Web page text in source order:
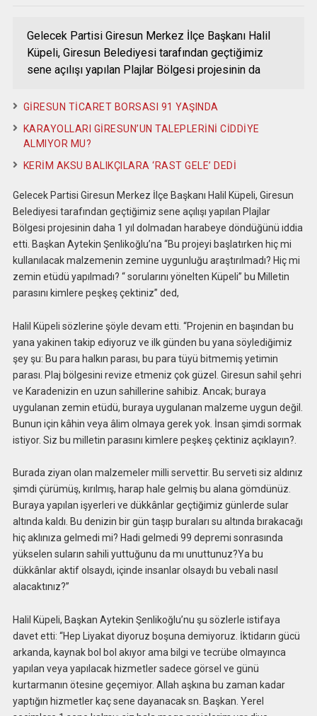
Gelecek Partisi Giresun Merkez İlçe Başkanı Halil
Küpeli, Giresun Belediyesi tarafından geçtiğimiz
sene açılışı yapılan Plajlar Bölgesi projesinin da
GİRESUN TİCARET BORSASI 91 YAŞINDA
KARAYOLLARI GİRESUN’UN TALEPLERİNİ CİDDİYE
ALMIYOR MU?
KERİM AKSU BALIKÇILARA ‘RAST GELE’ DEDİ
Gelecek Partisi Giresun Merkez İlçe Başkanı Halil Küpeli, Giresun
Belediyesi tarafından geçtiğimiz sene açılışı yapılan Plajlar
Bölgesi projesinin daha 1 yıl dolmadan harabeye döndüğünü iddia
etti. Başkan Aytekin Şenlikoğlu’na “Bu projeyi başlatırken hiç mi
kullanılacak malzemenin zemine uygunluğu araştırılmadı? Hiç mi
zemin etüdü yapılmadı? “ sorularını yönelten Küpeli” bu Milletin
parasını kimlere peşkeş çektiniz” ded,
Halil Küpeli sözlerine şöyle devam etti. “Projenin en başından bu
yana yakinen takip ediyoruz ve ilk günden bu yana söylediğimiz
şey şu: Bu para halkın parası, bu para tüyü bitmemiş yetimin
parası. Plaj bölgesini revize etmeniz çok güzel. Giresun sahil şehri
ve Karadenizin en uzun sahillerine sahibiz. Ancak; buraya
uygulanan zemin etüdü, buraya uygulanan malzeme uygun değil.
Bunun için kâhin veya âlim olmaya gerek yok. İnsan şimdi sormak
istiyor. Siz bu milletin parasını kimlere peşkeş çektiniz açıklayın?.
Burada ziyan olan malzemeler milli servettir. Bu serveti siz aldınız
şimdi çürümüş, kırılmış, harap hale gelmiş bu alana gömdünüz.
Buraya yapılan işyerleri ve dükkânlar geçtiğimiz günlerde sular
altında kaldı. Bu denizin bir gün taşıp buraları su altında bırakacağı
hiç aklınıza gelmedi mi? Hadi gelmedi 99 depremi sonrasında
yükselen suların sahili yuttuğunu da mı unuttunuz?Ya bu
dükkânlar aktif olsaydı, içinde insanlar olsaydı bu vebali nasıl
alacaktınız?”
Halil Küpeli, Başkan Aytekin Şenlikoğlu’nu şu sözlerle istifaya
davet etti: “Hep Liyakat diyoruz boşuna demiyoruz. İktidarın gücü
arkanda, kaynak bol bol akıyor ama bilgi ve tecrübe olmayınca
yapılan veya yapılacak hizmetler sadece görsel ve günü
kurtarmanın ötesine geçemiyor. Allah aşkına bu zaman kadar
yaptığın hizmetler kaç sene dayanacak sn. Başkan. Yerel